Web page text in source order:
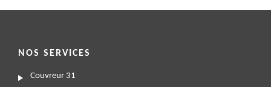
NOS SERVICES
Couvreur 31